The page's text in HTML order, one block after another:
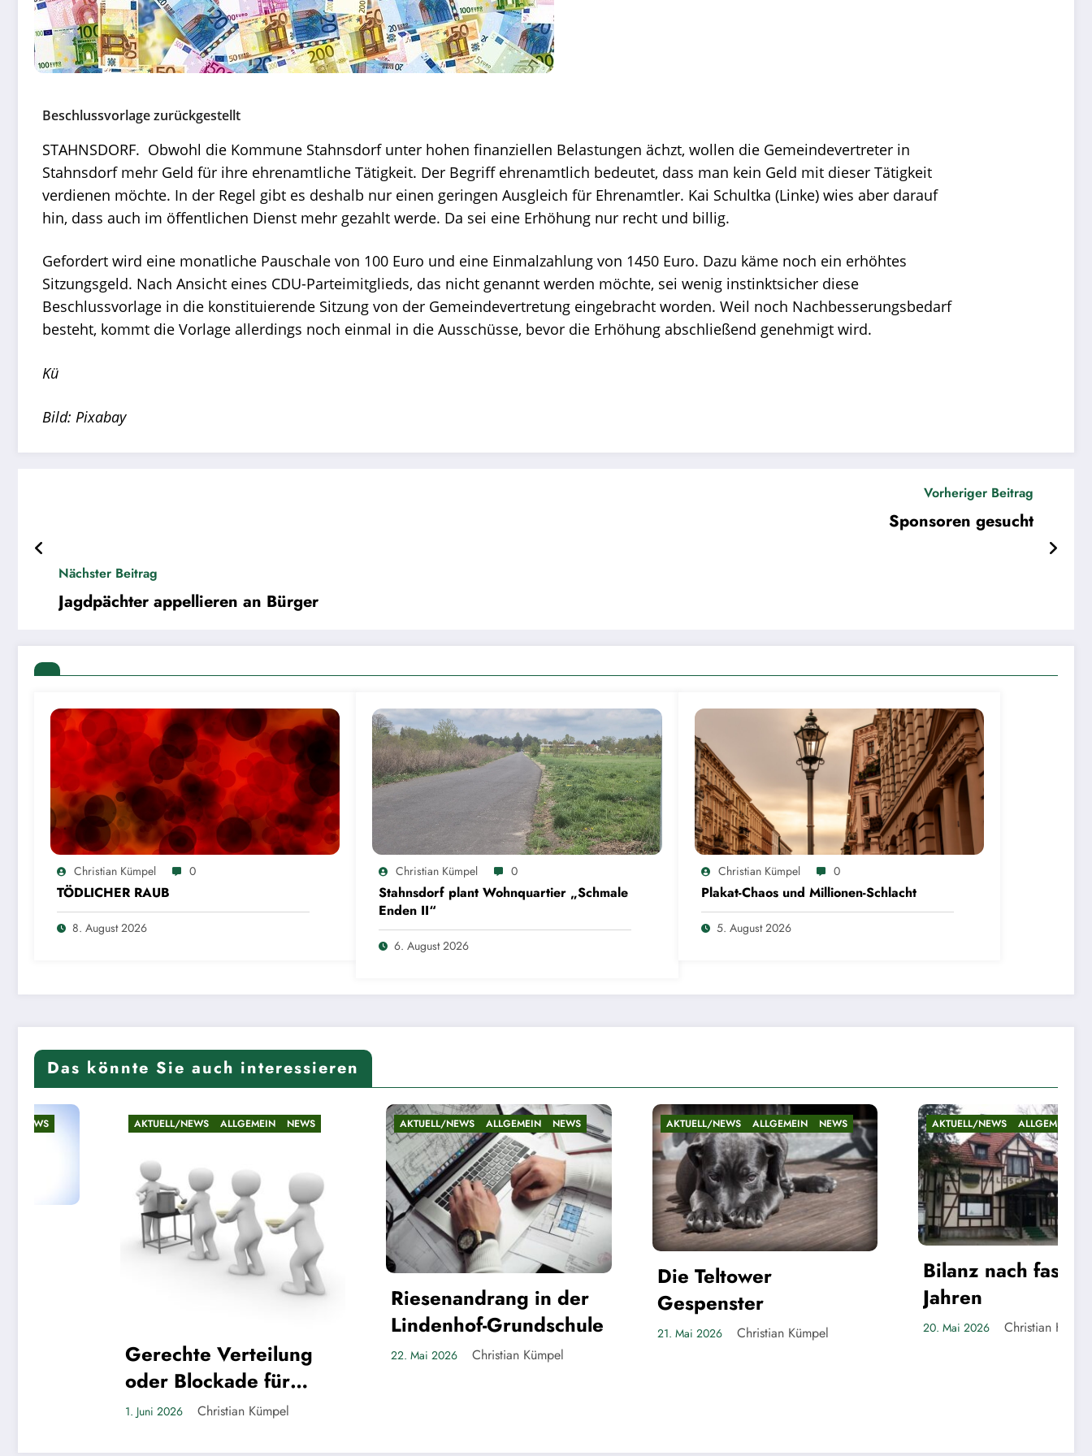
Beschlussvorlage zurückgestellt
STAHNSDORF. Obwohl die Kommune Stahnsdorf unter hohen finanziellen Belastungen ächzt, wollen die Gemeindevertreter in
Stahnsdorf mehr Geld für ihre ehrenamtliche Tätigkeit. Der Begriff ehrenamtlich bedeutet, dass man kein Geld mit dieser Tätigkeit
verdienen möchte. In der Regel gibt es deshalb nur einen geringen Ausgleich für Ehrenamtler. Kai Schultka (Linke) wies aber darauf
hin, dass auch im öffentlichen Dienst mehr gezahlt werde. Da sei eine Erhöhung nur recht und billig.
Gefordert wird eine monatliche Pauschale von 100 Euro und eine Einmalzahlung von 1450 Euro. Dazu käme noch ein erhöhtes
Sitzungsgeld. Nach Ansicht eines CDU-Parteimitglieds, das nicht genannt werden möchte, sei wenig instinktsicher diese
Beschlussvorlage in die konstituierende Sitzung von der Gemeindevertretung eingebracht worden. Weil noch Nachbesserungsbedarf
besteht, kommt die Vorlage allerdings noch einmal in die Ausschüsse, bevor die Erhöhung abschließend genehmigt wird.
Kü
Bild: Pixabay
Vorheriger Beitrag
Sponsoren gesucht
Nächster Beitrag
Jagdpächter appellieren an Bürger
Christian Kümpel 0
TÖDLICHER RAUB
8. August 2026
Christian Kümpel 0
Stahnsdorf plant Wohnquartier „Schmale
Enden II“
6. August 2026
Christian Kümpel 0
Plakat-Chaos und Millionen-Schlacht
5. August 2026
Das könnte Sie auch interessieren
AKTUELL/NEWS ALLGEMEIN NEWS
Gerechte Verteilung
oder Blockade für
Großprojekte?
Christian Kümpel
AKTUELL/NEWS ALLGEMEIN NEWS
Riesenandrang in der
Lindenhof-Grundschule
22. Mai 2026 Christian Kümpel
AKTUELL/NEWS ALLGEMEIN NEWS
Die Teltower
Gespenster
21. Mai 2026 Christian Kümpel
AKTUELL/NEWS ALLGEMEIN NEWS
Bilanz nach fast fünf
Christian Kümpel